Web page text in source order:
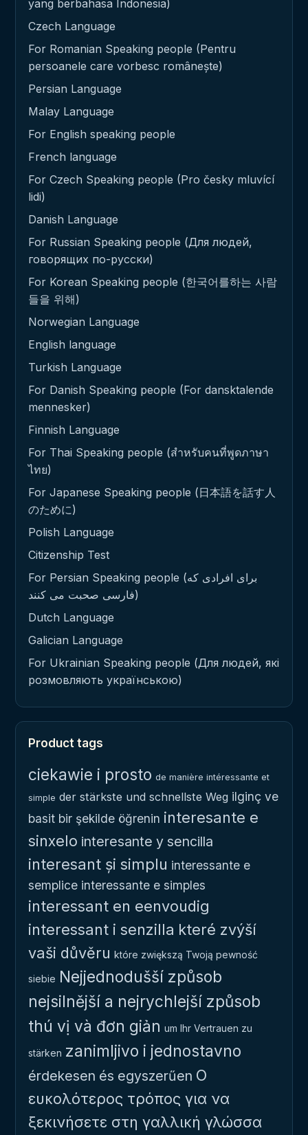
yang berbahasa Indonesia)
Czech Language
For Romanian Speaking people (Pentru
persoanele care vorbesc românește)
Persian Language
Malay Language
For English speaking people
French language
For Czech Speaking people (Pro česky mluvící
lidi)
Danish Language
For Russian Speaking people (Для людей,
говорящих по-русски)
For Korean Speaking people (한국어를하는 사람
들을 위해)
Norwegian Language
English language
Turkish Language
For Danish Speaking people (For dansktalende
mennesker)
Finnish Language
For Thai Speaking people (สำหรับคนที่พูดภาษา
ไทย)
For Japanese Speaking people (日本語を話す人
のために)
Polish Language
Citizenship Test
For Persian Speaking people (برای افرادی که
فارسی صحبت می کنند)
Dutch Language
Galician Language
For Ukrainian Speaking people (Для людей, які
розмовляють українською)
Product tags
ciekawie i prosto de manière intéressante et
simple der stärkste und schnellste Weg ilginç ve
basit bir şekilde öğrenin interesante e
sinxelo interesante y sencilla
interesant și simplu interessante e
semplice interessante e simples
interessant en eenvoudig
interessant i senzilla které zvýší
vaši důvěru które zwiększą Twoją pewność
siebie Nejjednodušší způsob
nejsilnější a nejrychlejší způsob
thú vị và đơn giản um Ihr Vertrauen zu
stärken zanimljivo i jednostavno
érdekesen és egyszerűen Ο
ευκολότερος τρόπος για να
ξεκινήσετε στη γαλλική γλώσσα